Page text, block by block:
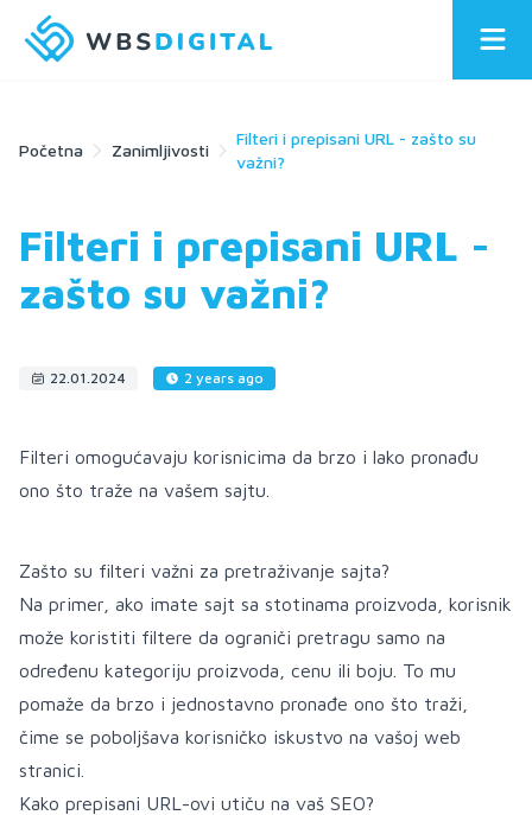
Početna Zanimljivosti
Filteri i prepisani URL - zašto su
važni?
Filteri i prepisani URL -
zašto su važni?
22.01.2024 2 years ago
Filteri omogućavaju korisnicima da brzo i lako pronađu
ono što traže na vašem sajtu.
Zašto su filteri važni za pretraživanje sajta?
Na primer, ako imate sajt sa stotinama proizvoda, korisnik
može koristiti filtere da ograniči pretragu samo na
određenu kategoriju proizvoda, cenu ili boju. To mu
pomaže da brzo i jednostavno pronađe ono što traži,
čime se poboljšava korisničko iskustvo na vašoj web
stranici.
Kako prepisani URL-ovi utiču na vaš SEO?